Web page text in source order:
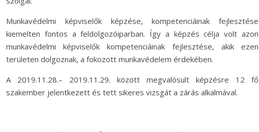
Munkavédelmi képviselők képzése, kompetenciáinak fejlesztése
kiemelten fontos a feldolgozóiparban. Így a képzés célja volt azon
munkavédelmi képviselők kompetenciáinak fejlesztése, akik ezen
területen dolgoznak, a fokozott munkavédelem érdekében.
A 2019.11.28.– 2019.11.29. között megvalósult képzésre 12 fő
szakember jelentkezett és tett sikeres vizsgát a zárás alkalmával.